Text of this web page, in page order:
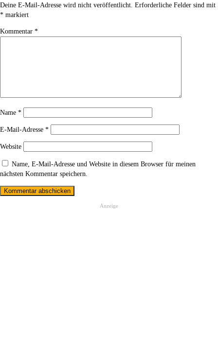
Deine E-Mail-Adresse wird nicht veröffentlicht. Erforderliche Felder sind mit
* markiert
Kommentar *
Name *
E-Mail-Adresse *
Website
Name, E-Mail-Adresse und Website in diesem Browser für meinen
nächsten Kommentar speichern.
Anzeige